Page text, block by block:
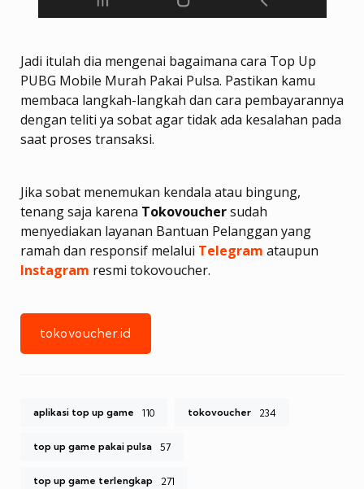
Jadi itulah dia mengenai bagaimana cara Top Up
PUBG Mobile Murah Pakai Pulsa. Pastikan kamu
membaca langkah-langkah dan cara pembayarannya
dengan teliti ya sobat agar tidak ada kesalahan pada
saat proses transaksi.
Jika sobat menemukan kendala atau bingung,
tenang saja karena Tokovouchersudah
menyediakan layanan Bantuan Pelanggan yang
ramah dan responsif melalui Telegram ataupun
Instagram resmi tokovoucher.
tokovoucher.id
aplikasi top up game 110 tokovoucher 234
top up game pakai pulsa 57
top up game terlengkap 271